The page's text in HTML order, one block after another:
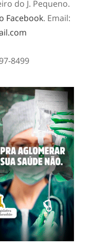
do J. Pequeno.
Facebook. Email:
8499